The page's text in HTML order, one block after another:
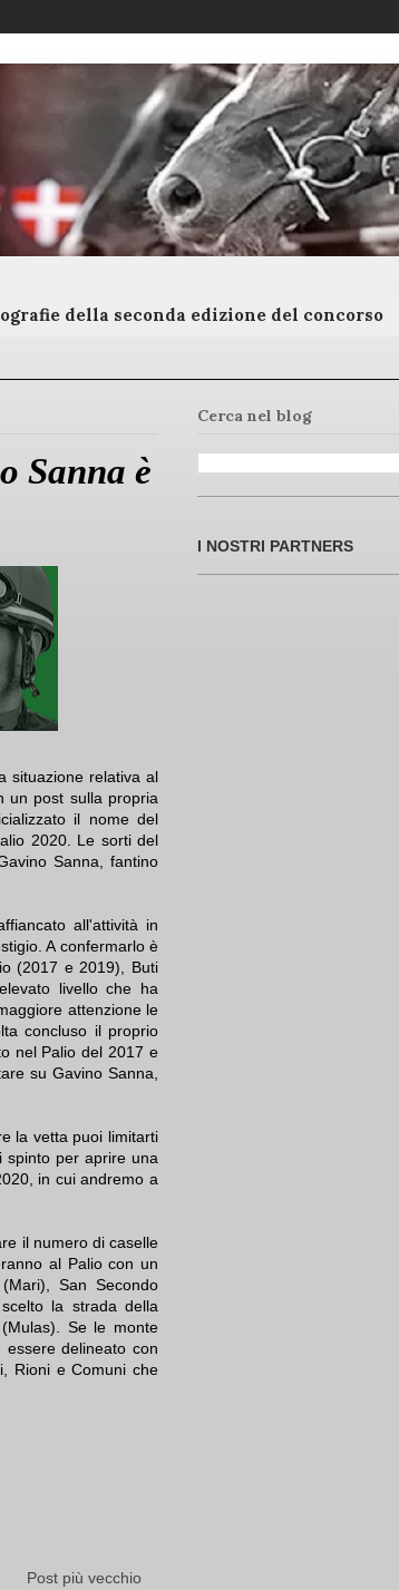
della seconda edizione del concorso
Sanna è
situazione relativa al
un post sulla propria
il nome del
2020. Le sorti del
Sanna, fantino
all'attività in
A confermarlo è
(2017 e 2019), Buti
livello che ha
attenzione le
concluso il proprio
nel Palio del 2017 e
su Gavino Sanna,
la vetta puoi limitarti
spinto per aprire una
in cui andremo a
il numero di caselle
al Palio con un
San Secondo
la strada della
Se le monte
delineato con
Rioni e Comuni che
Post più vecchio
Cerca nel blog
I NOSTRI PARTNERS